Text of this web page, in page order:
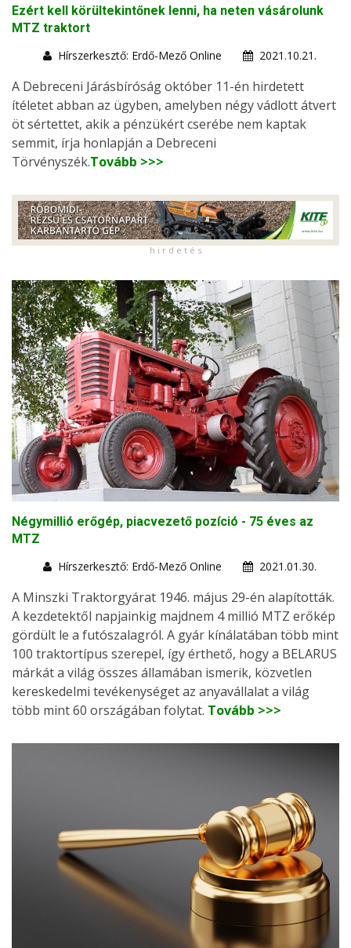
Ezért kell körültekintőnek lenni, ha neten vásárolunk
MTZ traktort
Hírszerkesztő: Erdő-Mező Online
2021.10.21.
A Debreceni Járásbíróság október 11-én hirdetett
ítéletet abban az ügyben, amelyben négy vádlott átvert
öt sértettet, akik a pénzükért cserébe nem kaptak
semmit, írja honlapján a Debreceni
Törvényszék.Tovább >>>
h i r d e t é s
Négymillió erőgép, piacvezető pozíció - 75 éves az
MTZ
Hírszerkesztő: Erdő-Mező Online
2021.01.30.
A Minszki Traktorgyárat 1946. május 29-én alapították.
A kezdetektől napjainkig majdnem 4 millió MTZ erőkép
gördült le a futószalagról. A gyár kínálatában több mint
100 traktortípus szerepel, így érthető, hogy a BELARUS
márkát a világ összes államában ismerik, közvetlen
kereskedelmi tevékenységet az anyavállalat a világ
több mint 60 országában folytat. Tovább >>>